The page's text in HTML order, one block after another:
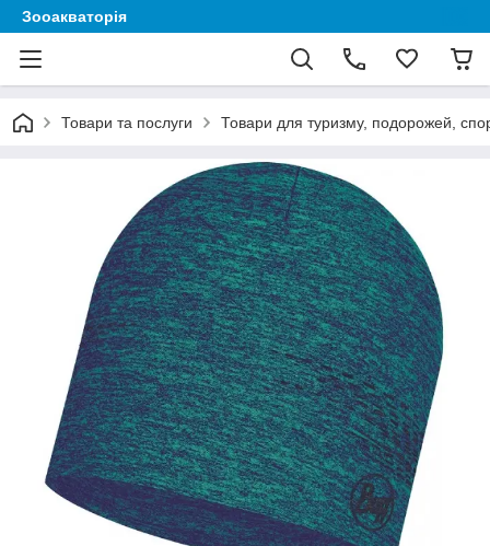
Зооакваторія
Товари та послуги Товари для туризму, подорожей,